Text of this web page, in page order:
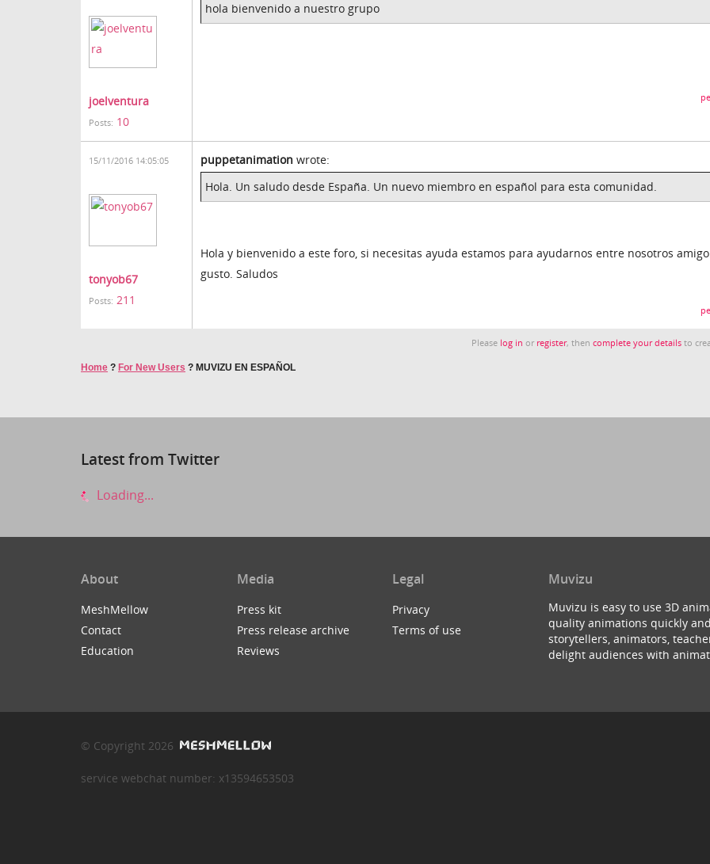
joelventura
Posts: 10
hola bienvenido a nuestro grupo
15/11/2016 14:05:05
tonyob67
Posts: 211
puppetanimation wrote:
Hola. Un saludo desde España. Un nuevo miembro en español para esta comunidad.
Hola y bienvenido a este foro, si necesitas ayuda estamos para ayudarnos entre nosotros
gusto. Saludos
Please log in or register, thencomplete your details to
Home ? For New Users ? MUVIZU EN ESPAÑOL
Latest from Twitter
Loading...
About
MeshMellow
Contact
Education
Media
Press kit
Press release archive
Reviews
Legal
Privacy
Terms of use
Muvizu
Muvizu is easy to use 3D
quality animations quickly
storytellers, animators,
delight audiences with
© Copyright 2026
service webchat number: x13594653503